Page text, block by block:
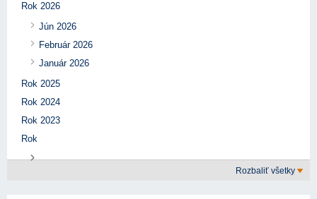
Rok 2026
Jún 2026
Február 2026
Január 2026
Rok 2025
Rok 2024
Rok 2023
Rok
Rozbaliť všetky